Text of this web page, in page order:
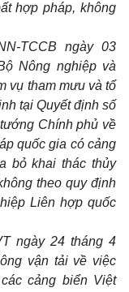
hợp pháp, không
TCCB ngày 03
Nông nghiệp và
vụ tham mưu và tổ
tại Quyết định số
Chính phủ về
quốc gia có cảng
bỏ khai thác thủy
theo quy định
Liên hợp quốc
ngày 24 tháng 4
vận tải về việc
cảng biển Việt